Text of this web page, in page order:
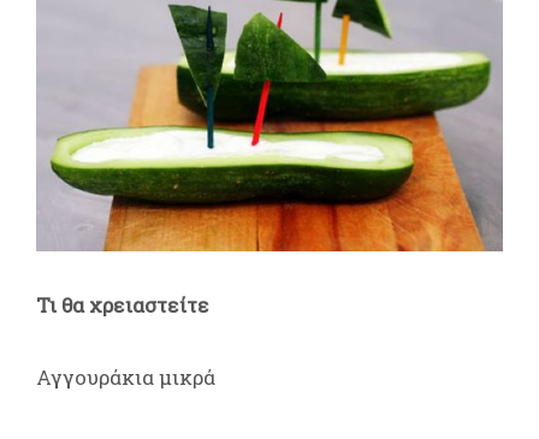
Τι θα χρειαστείτε
Αγγουράκια μικρά